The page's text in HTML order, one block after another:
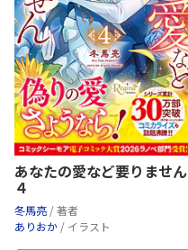
あなたの愛など要りません
４
冬馬亮 / 著者
ありおか / イラスト